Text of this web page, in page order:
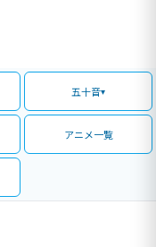
五十音
アニメ一覧